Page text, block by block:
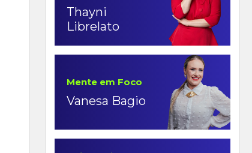
Thayni
Librelato
Mente em Foco
Vanesa Bagio